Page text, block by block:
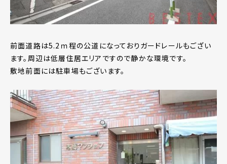
前面道路は5.2ｍ程の公道になっておりガードレールもござい
ます。周辺は低層住居エリアですので静かな環境です。
敷地前面には駐車場もございます。